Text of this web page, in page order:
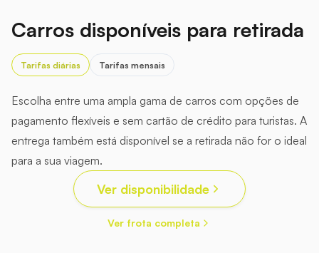
Carros disponíveis para retirada
Tarifas diárias Tarifas mensais
Escolha entre uma ampla gama de carros com opções de
pagamento flexíveis e sem cartão de crédito para turistas. A
entrega também está disponível se a retirada não for o ideal
para a sua viagem.
Ver disponibilidade
Ver frota completa